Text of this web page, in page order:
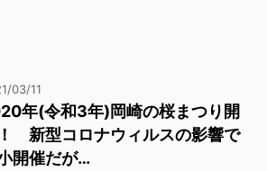
03/11
年(令和3年)岡崎の桜まつり開
新型コロナウィルスの影響で
開催だが…